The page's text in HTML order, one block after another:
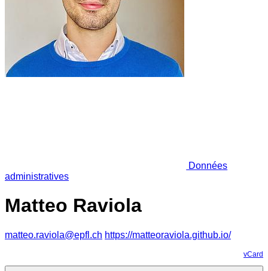
Données
administratives
Matteo Raviola
matteo.raviola@epfl.ch https://matteoraviola.github.io/
vCard